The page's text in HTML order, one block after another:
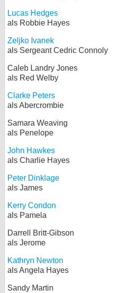
Lucas Hedges
als Robbie Hayes
Zeljko Ivanek
als Sergeant Cedric Connoly
Caleb Landry Jones
als Red Welby
Clarke Peters
als Abercrombie
Samara Weaving
als Penelope
John Hawkes
als Charlie Hayes
Peter Dinklage
als James
Kerry Condon
als Pamela
Darrell Britt-Gibson
als Jerome
Kathryn Newton
als Angela Hayes
Sandy Martin